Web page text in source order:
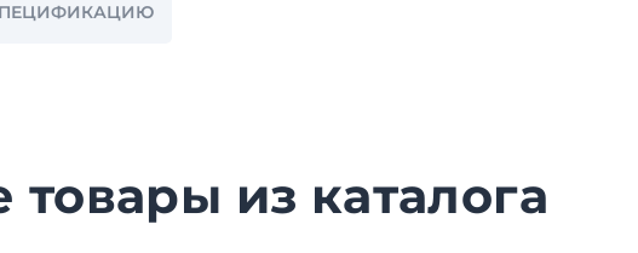
СПЕЦИФИКАЦИЮ
товары из каталога